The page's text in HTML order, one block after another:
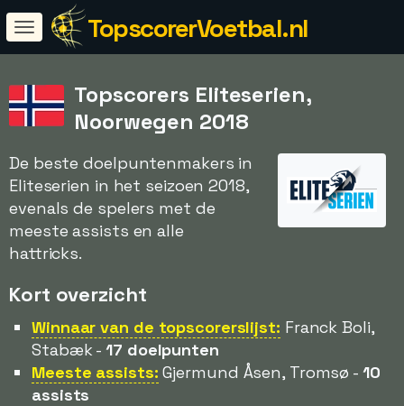
TopscorerVoetbal.nl
Topscorers Eliteserien,
Noorwegen 2018
De beste doelpuntenmakers in
Eliteserien in het seizoen 2018,
evenals de spelers met de
meeste assists en alle
hattricks.
Kort overzicht
Winnaar van de topscorerslijst: Franck Boli,
Stabæk -17 doelpunten
Meeste assists: Gjermund Åsen, Tromsø - 10
assists